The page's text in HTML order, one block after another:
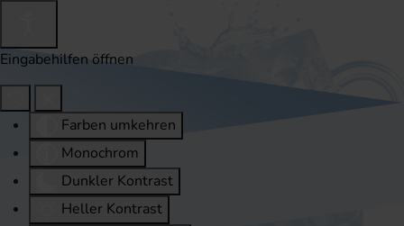
Eingabehilfen öffnen
Farben umkehren
Monochrom
Dunkler Kontrast
Heller Kontrast